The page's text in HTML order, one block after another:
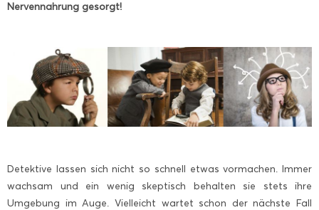
Nervennahrung gesorgt!
Detektive lassen sich nicht so schnell etwas vormachen. Immer
wachsam und ein wenig skeptisch behalten sie stets ihre
Umgebung im Auge. Vielleicht wartet schon der nächste Fall